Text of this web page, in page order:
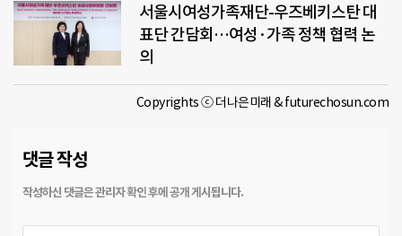
서울시여성가족재단-우즈베키스탄 대
표단 간담회…여성·가족 정책 협력 논
의
Copyrights ⓒ 더나은미래 & futurechosun.com
댓글 작성